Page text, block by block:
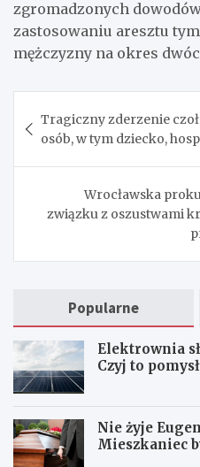
zgromadzonych
zastosowaniu aresztu
mężczyzny na okres
wpisu
Tragiczny zderzenie
osób, w tym dziecko,
Wrocławska
związku z oszustwami
Popularne
Elektrownia
Czyj to
Nie żyje
Mieszkaniec